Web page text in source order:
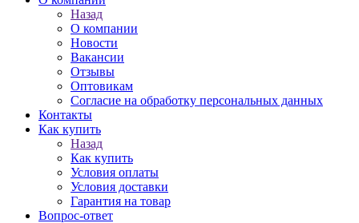
Назад
О компании
Новости
Вакансии
Отзывы
Оптовикам
Cогласие на обработку персональных данных
Контакты
Как купить
Назад
Как купить
Условия оплаты
Условия доставки
Гарантия на товар
Вопрос-ответ